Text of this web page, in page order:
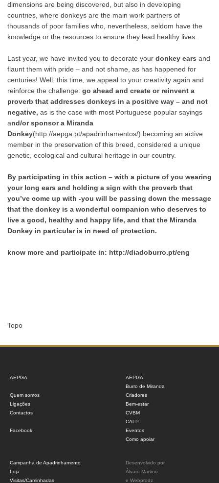
dimensions are being discovered, but also in developing
countries, where donkeys are the main work partners of
thousands of poor families who, nevertheless, seldom have the
knowledge or the resources to ensure they lead healthy lives.
Last year, we have invited you to decorate your donkey ears and
flaunt them with pride – and not shame, as has happened for
centuries! Well, this time, we appeal to your creativity again and
reinforce the challenge: go ahead and create or reinvent a
proverb that addresses donkeys in a positive way – and not
negative, as is the case with most Portuguese popular sayings
and/or sponsor a Miranda
Donkey(http://aepga.pt/apadrinhamentos/) becoming an active
member in the preservation of this breed, considered a unique
genetic, ecological and cultural heritage in our country.
By participating in this action – with a picture of you wearing
your long ears and holding a sign with the proverb that
you’ve come up with -you will be passing down the message
that the donkey is a wonderful companion who deserves to
live a good, healthy and happy life, and that the Miranda
Donkey in particular is in need of protection.
know more and participate in: http://diadoburro.pt/eng
Topo
AEPGA
Quem somos
Ligações
Contactos
Facebook
AEPGA
Burro de Miranda
Criadores
Bem-estar
CVBM
CALP
Eventos
Como apoiar
Campanha de Apadrinhamento
Loja
Visitas/Caminhadas
Desenvolvido por
Álvaro Martino
e Webprodz